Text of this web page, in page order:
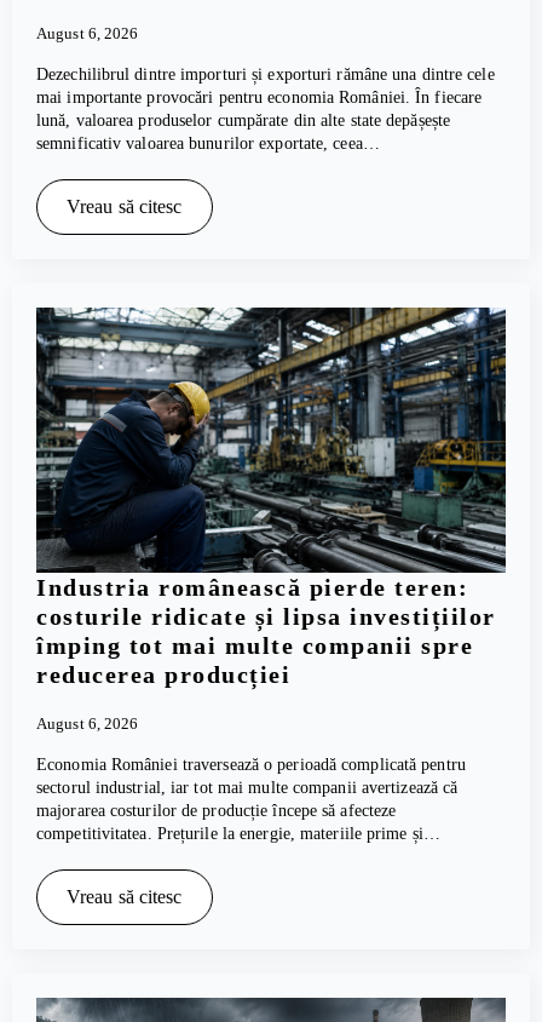
August 6, 2026
Dezechilibrul dintre importuri și exporturi rămâne una dintre cele
mai importante provocări pentru economia României. În fiecare
lună, valoarea produselor cumpărate din alte state depășește
semnificativ valoarea bunurilor exportate, ceea…
Vreau să citesc
Industria românească pierde teren:
costurile ridicate și lipsa investițiilor
împing tot mai multe companii spre
reducerea producției
August 6, 2026
Economia României traversează o perioadă complicată pentru
sectorul industrial, iar tot mai multe companii avertizează că
majorarea costurilor de producție începe să afecteze
competitivitatea. Prețurile la energie, materiile prime și…
Vreau să citesc